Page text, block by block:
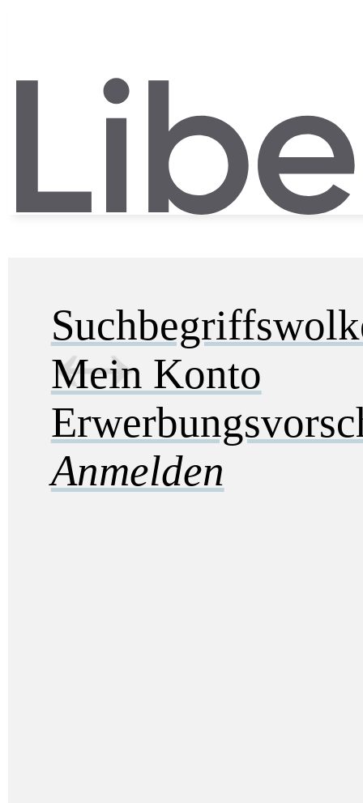
Mein Konto
Anmelden